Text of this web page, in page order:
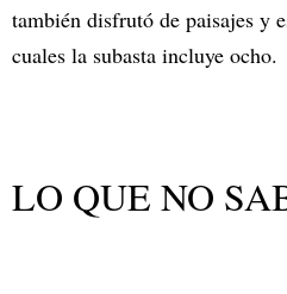
también disfrutó de paisajes y
cuales la subasta incluye ocho.
LO QUE NO